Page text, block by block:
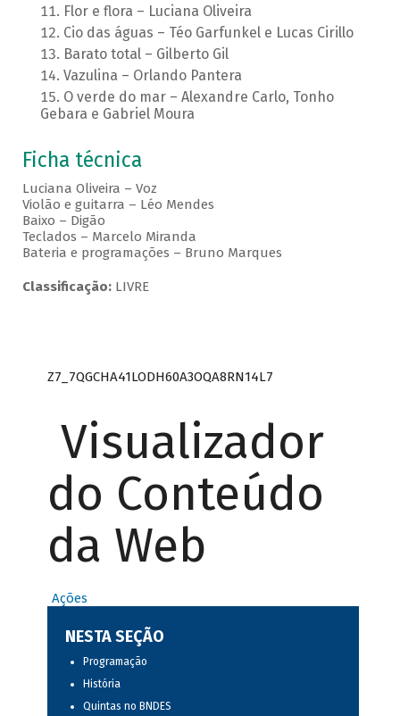
Flor e flora – Luciana Oliveira
Cio das águas – Téo Garfunkel e Lucas Cirillo
Barato total – Gilberto Gil
Vazulina – Orlando Pantera
O verde do mar – Alexandre Carlo, Tonho
Gebara e Gabriel Moura
Ficha técnica
Luciana Oliveira – Voz
Violão e guitarra – Léo Mendes
Baixo – Digão
Teclados – Marcelo Miranda
Bateria e programações – Bruno Marques
Classificação:LIVRE
Z7_7QGCHA41LODH60A3OQA8RN14L7
Visualizador
do Conteúdo
da Web
Ações
NESTA SEÇÃO
Programação
História
Quintas no BNDES